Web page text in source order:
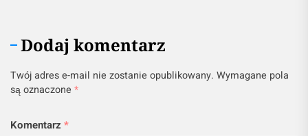
Dodaj komentarz
Twój adres e-mail nie zostanie opublikowany. Wymagane pola
są oznaczone *
Komentarz *